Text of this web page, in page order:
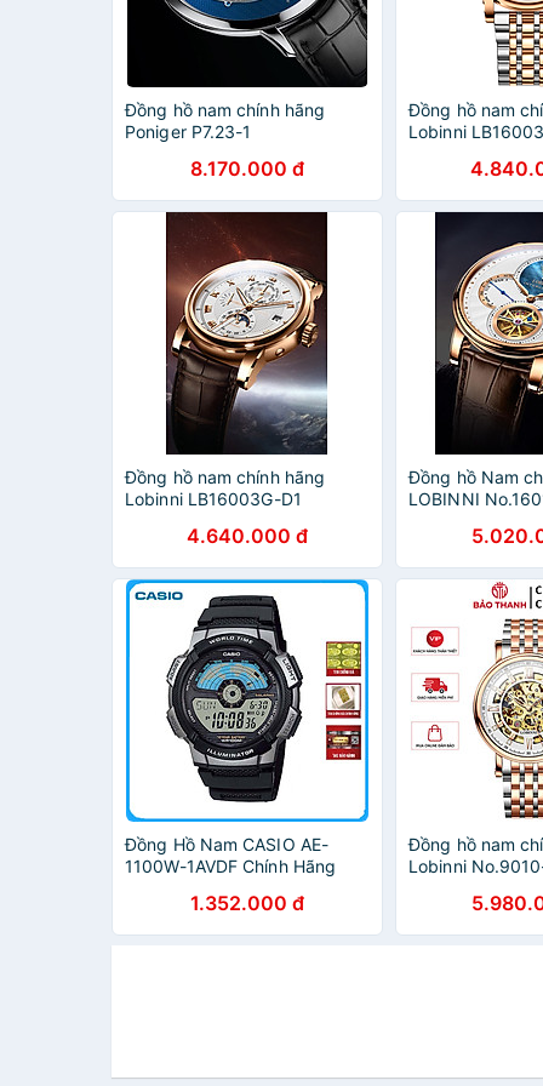
Đồng hồ nam chính hãng
Poniger P7.23-1
8.170.000 đ
Đồng hồ nam
Lobinni
Đồng hồ nam chính hãng
Lobinni LB16003G-D1
4.640.000 đ
Đồng hồ Nam
LOBINNI
Đồng Hồ Nam CASIO AE-
1100W-1AVDF Chính Hãng
1.352.000 đ
Đồng hồ nam
Lobinni